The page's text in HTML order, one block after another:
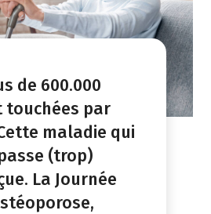
de 600.000
touchées par
maladie qui
(trop)
La Journée